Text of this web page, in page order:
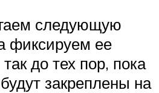
следующую
фиксируем ее
до тех пор, пока
закреплены на